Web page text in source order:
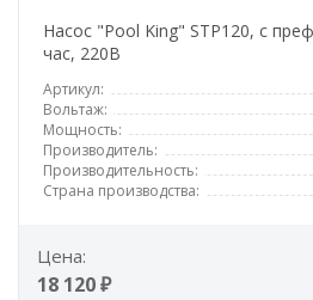
Насос "Pool King" STP120, с
час, 220В
Артикул:
Вольтаж:
Мощность:
Производитель:
Производительность:
Страна производства:
Цена:
18 120 ₽